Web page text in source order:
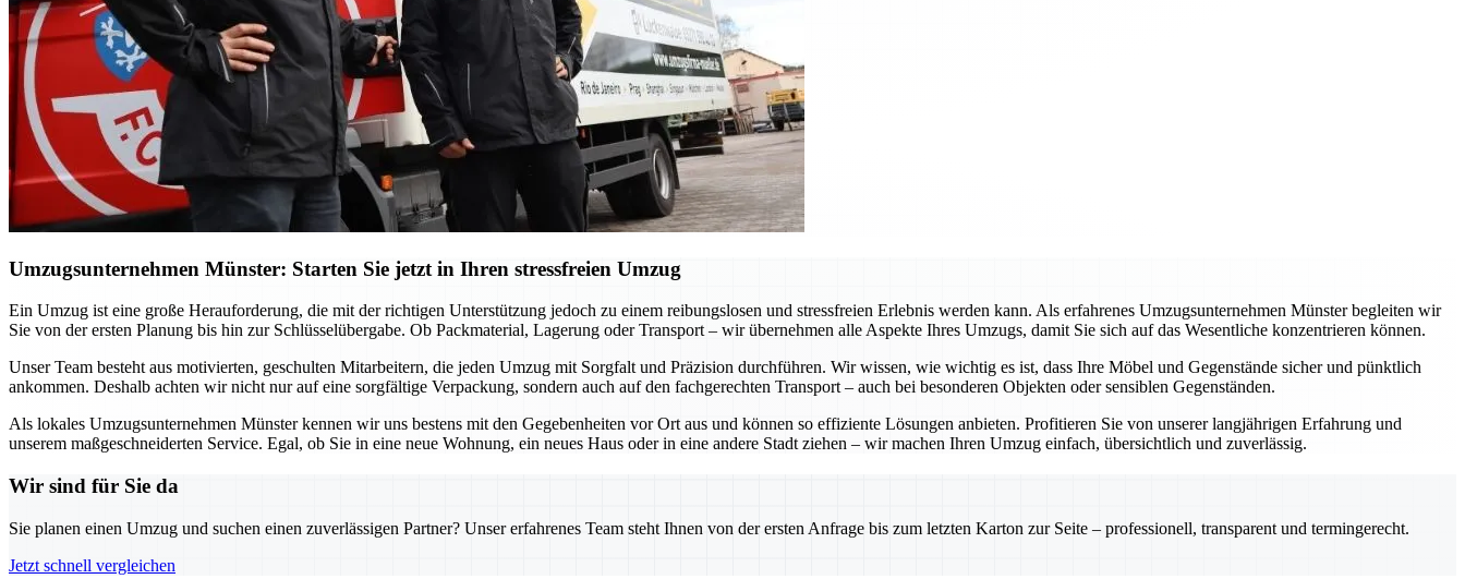
Umzugsunternehmen Münster: Starten Sie jetzt in Ihren stressfreien Umzug
Ein Umzug ist eine große Herauforderung, die mit der richtigen Unterstützung jedoch zu einem reibungslosen und stressfreien Erlebnis werden kann. Als erfahrenes Umzugsunternehmen Münster begleiten wir
Sie von der ersten Planung bis hin zur Schlüsselübergabe. Ob Packmaterial, Lagerung oder Transport – wir übernehmen alle Aspekte Ihres Umzugs, damit Sie sich auf das Wesentliche konzentrieren können.
Unser Team besteht aus motivierten, geschulten Mitarbeitern, die jeden Umzug mit Sorgfalt und Präzision durchführen. Wir wissen, wie wichtig es ist, dass Ihre Möbel und Gegenstände sicher und pünktlich
ankommen. Deshalb achten wir nicht nur auf eine sorgfältige Verpackung, sondern auch auf den fachgerechten Transport – auch bei besonderen Objekten oder sensiblen Gegenständen.
Als lokales Umzugsunternehmen Münster kennen wir uns bestens mit den Gegebenheiten vor Ort aus und können so effiziente Lösungen anbieten. Profitieren Sie von unserer langjährigen Erfahrung und
unserem maßgeschneiderten Service. Egal, ob Sie in eine neue Wohnung, ein neues Haus oder in eine andere Stadt ziehen – wir machen Ihren Umzug einfach, übersichtlich und zuverlässig.
Wir sind für Sie da
Sie planen einen Umzug und suchen einen zuverlässigen Partner? Unser erfahrenes Team steht Ihnen von der ersten Anfrage bis zum letzten Karton zur Seite – professionell, transparent und termingerecht.
Jetzt schnell vergleichen